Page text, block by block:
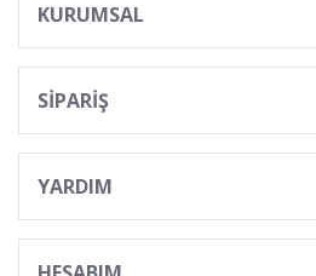
KURUMSAL
SİPARİŞ
YARDIM